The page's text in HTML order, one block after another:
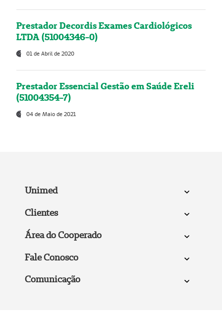
Prestador Decordis Exames Cardiológicos
LTDA (51004346-0)
01 de Abril de 2020
Prestador Essencial Gestão em Saúde Ereli
(51004354-7)
04 de Maio de 2021
Unimed
Clientes
Área do Cooperado
Fale Conosco
Comunicação